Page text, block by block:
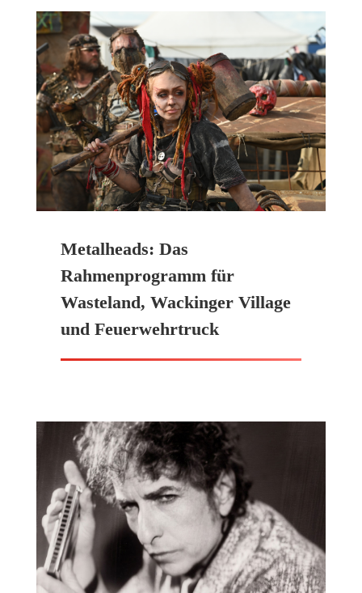
Metalheads: Das
Rahmenprogramm für
Wasteland, Wackinger Village
und Feuerwehrtruck